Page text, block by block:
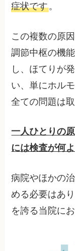
症状です。
この複数の原
調節中枢の機
し、ほてりが
い、単にホル
全ての問題は
一人ひとりの
には検査が何
病院やほかの
める必要はあ
を誇る当院に